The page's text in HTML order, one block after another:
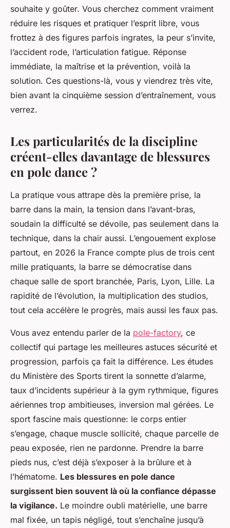
souhaite y goûter. Vous cherchez comment vraiment
réduire les risques et pratiquer l’esprit libre, vous
frottez à des figures parfois ingrates, la peur s’invite,
l’accident rode, l’articulation fatigue. Réponse
immédiate, la maîtrise et la prévention, voilà la
solution. Ces questions-là, vous y viendrez très vite,
bien avant la cinquième session d’entraînement, vous
verrez.
Les particularités de la discipline
créent-elles davantage de blessures
en pole dance ?
La pratique vous attrape dès la première prise, la
barre dans la main, la tension dans l’avant-bras,
soudain la difficulté se dévoile, pas seulement dans la
technique, dans la chair aussi. L’engouement explose
partout, en 2026 la France compte plus de trois cent
mille pratiquants, la barre se démocratise dans
chaque salle de sport branchée, Paris, Lyon, Lille. La
rapidité de l’évolution, la multiplication des studios,
tout cela accélère le progrès, mais aussi les faux pas.
Vous avez entendu parler de la pole-factory, ce
collectif qui partage les meilleures astuces sécurité et
progression, parfois ça fait la différence. Les études
du Ministère des Sports tirent la sonnette d’alarme,
taux d’incidents supérieur à la gym rythmique, figures
aériennes trop ambitieuses, inversion mal gérées. Le
sport fascine mais questionne: le corps entier
s’engage, chaque muscle sollicité, chaque parcelle de
peau exposée, rien ne pardonne. Prendre la barre
pieds nus, c’est déjà s’exposer à la brûlure et à
l’hématome. Les blessures en pole dance
surgissent bien souvent là où la confiance dépasse
la vigilance. Le moindre oubli matérielle, une barre
mal fixée, un tapis négligé, tout s’enchaîne jusqu’à